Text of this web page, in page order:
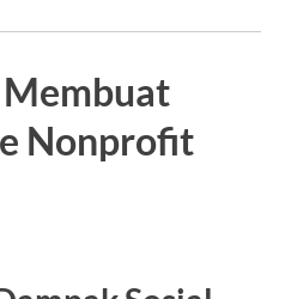
Nonprofit